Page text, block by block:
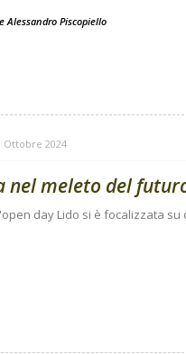
eAlessandro Piscopiello
Ottobre 2024
nel meleto del
day Lido si è focalizzata